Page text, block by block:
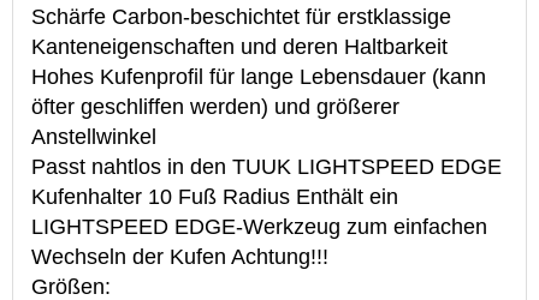
Schärfe Carbon-beschichtet für erstklassige
Kanteneigenschaften und deren Haltbarkeit
Hohes Kufenprofil für lange Lebensdauer (kann
öfter geschliffen werden) und größerer
Anstellwinkel
Passt nahtlos in den TUUK LIGHTSPEED EDGE
Kufenhalter 10 Fuß Radius Enthält ein
LIGHTSPEED EDGE-Werkzeug zum einfachen
Wechseln der Kufen Achtung!!!
Größen: